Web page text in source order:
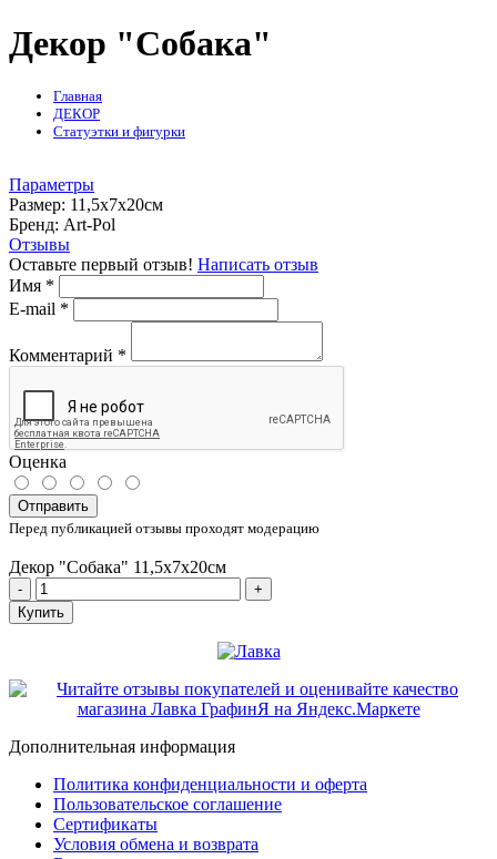
Декор "Собака"
Главная
ДЕКОР
Статуэтки и фигурки
Параметры
Размер: 11,5х7х20см
Бренд: Art-Pol
Отзывы
Оставьте первый отзыв! Написать отзыв
Имя *
E-mail *
Комментарий *
Оценка
Отправить
Перед публикацией отзывы проходят модерацию
Декор "Собака" 11,5х7х20см
-
+
Купить
Дополнительная информация
Политика конфиденциальности и оферта
Пользовательское соглашение
Сертификаты
Условия обмена и возврата